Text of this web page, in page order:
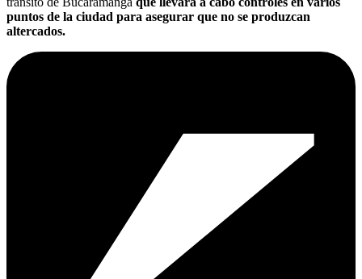
puntos de la ciudad para asegurar que no se produzcan
altercados.